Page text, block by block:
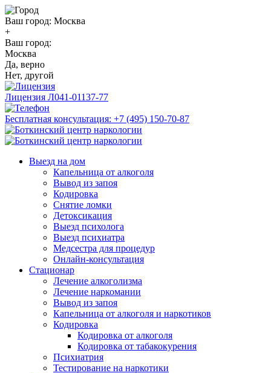
Ваш город: Москва
+
Ваш город:
Москва
Да, верно
Нет, другой
Лицензия Л041-01137-77
Бесплатная консультация: +7 (495) 150-70-87
Выезд на дом
Капельница от алкоголя
Вывод из запоя
Кодировка
Снятие ломки
Детоксикация
Выезд психолога
Выезд психиатра
Медсестра для процедур
Онлайн-консультация
Стационар
Лечение алкоголизма
Лечение наркомании
Вывод из запоя
Капельница от алкоголя и наркотиков
Кодировка
Кодировка от алкоголя
Кодировка от табакокурения
Психиатрия
Тестирование на наркотики